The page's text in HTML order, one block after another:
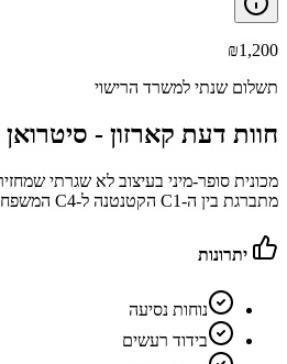
₪1,200
תשלום שנתי למשרד הרישוי
חוות דעת קארזון - סיטרואן C3
מכונית סופר-מיני בעיצוב לא שגרתי
מתברגת בין ה-C1 הקטנטנה ל-C4 המשפחתית קומפקטית
יתרונות
נוחות נסיעה
בידוד רעשים